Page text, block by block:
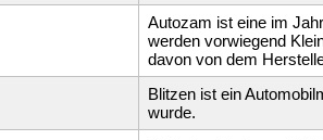
Autozam ist eine im
werden vorwiegend
davon von dem
Blitzen ist ein
wurde.